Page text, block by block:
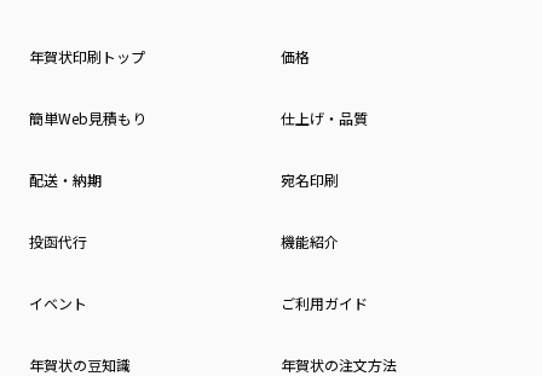
年賀状印刷トップ 価格
簡単Web見積もり 仕上げ・品質
配送・納期 宛名印刷
投函代行 機能紹介
イベント ご利用ガイド
年賀状の豆知識 年賀状の注文方法